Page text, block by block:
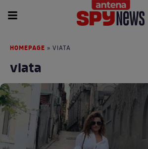
HOMEPAGE » VIATA
viata